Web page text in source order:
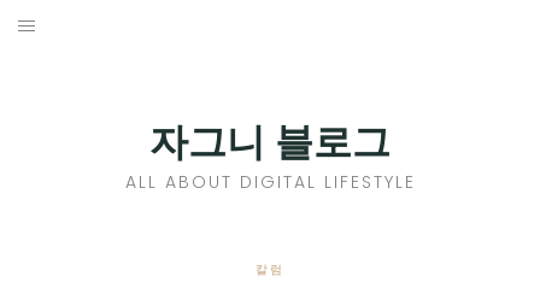
Skip
자그니 블로그
ALL ABOUT DIGITAL LIFESTYLE
칼럼